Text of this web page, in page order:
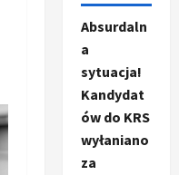
Absurdaln
a
sytuacja!
Kandydat
ów do KRS
wyłaniano
za